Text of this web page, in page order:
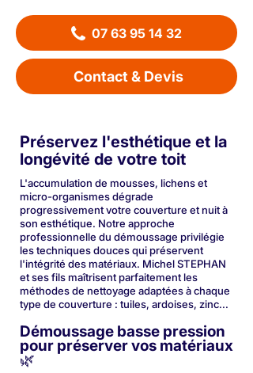
07 63 95 14 32
Contact & Devis
Préservez l'esthétique et la
longévité de votre toit
L'accumulation de mousses, lichens et
micro-organismes dégrade
progressivement votre couverture et nuit à
son esthétique. Notre approche
professionnelle du démoussage privilégie
les techniques douces qui préservent
l'intégrité des matériaux. Michel STEPHAN
et ses fils maîtrisent parfaitement les
méthodes de nettoyage adaptées à chaque
type de couverture : tuiles, ardoises, zinc...
Démoussage basse pression
pour préserver vos matériaux
🌿